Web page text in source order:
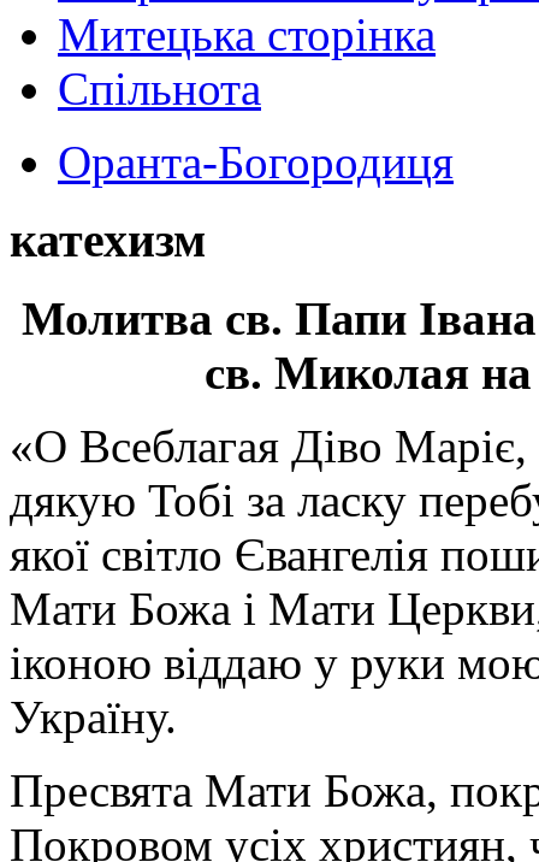
Митецька сторінка
Спільнота
Оранта-Богородиця
катехизм
Молитва св. Папи
св. Миколая на
«О Всеблагая Діво
дякую Тобі за ласку
якої світло Євангелія
Мати Божа і Мати
іконою віддаю у руки
Україну.
Пресвята Мати Божа,
Покровом усіх християн,